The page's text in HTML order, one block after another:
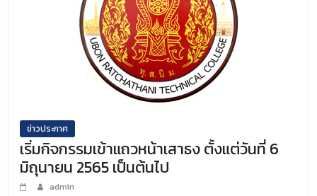
ข่าวประกาศ
เริ่มกิจกรรมเข้าแถวหน้าเสาธง ตั้งแต่วันที่ 6
มิถุนายน 2565 เป็นต้นไป
admin